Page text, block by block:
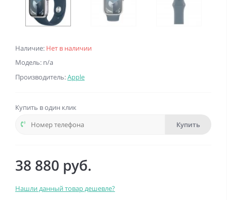
Наличие: Нет в наличии
Модель: n/a
Производитель:Apple
Купить в один клик
Купить
38 880 руб.
Нашли данный товар дешевле?